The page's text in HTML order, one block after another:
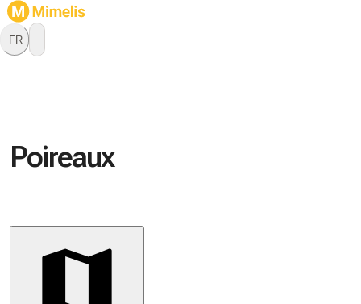
FR
Poireaux